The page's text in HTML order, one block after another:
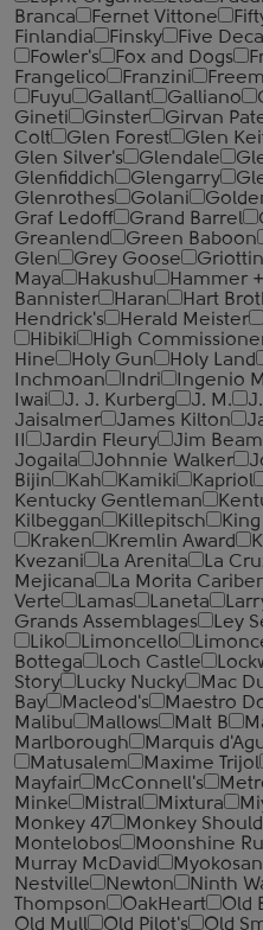
Branca
Fernet Vittone
Finlandia
Finsky Five
Fowler's
Fox and Dogs
Frangelico
Franzini
Fuyu
Gallant Galliano
Gineti
Ginster Girvan
Colt
Glen Forest Glen
Glen Silver's
Glendale
Glenfiddich
Glengarry
Glenrothes
Golani
Graf Ledoff
Grand Barrel
Greanlend
Green Baboon
Glen
Grey Goose
Maya
Hakushu Hammer
Bannister
Haran Hart
Hendrick's
Herald Meister
Hibiki
High
Hine
Holy Gun Holy Land
Inchmoan
Indri Ingenio
Iwai
J. J. Kurberg J. M.
Jaisalmer
James Kilton
Jardin Fleury Jim Beam
Jogaila
Johnnie Walker
Bijin
Kah Kamiki Kapriol
Kentucky Gentleman
Kilbeggan
Killepitsch
Kraken
Kremlin Award
Kvezani
La Arenita La
Mejicana
La Morita
Verte
Lamas Laneta
Grands Assemblages
Ley
Liko
Limoncello
Bottega
Loch Castle
Story
Lucky Nucky Mac
Bay
Macleod's Maestro
Malibu
Mallows Malt B
Marlborough
Marquis
Matusalem
Maxime Trijol
Mayfair
McConnell's
Minke
Mistral Mixtura
Monkey 47
Monkey
Montelobos
Moonshine
Murray McDavid
Myokosan
Nestville
Newton Ninth
Thompson
OakHeart Old
Old Mull
Old Pilot's Old